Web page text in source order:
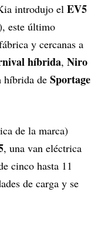
introdujo el EV5
este último
y cercanas a
híbrida, Niro
híbrida de Sportage
de la marca)
, una van eléctrica
cinco hasta 11
de carga y se